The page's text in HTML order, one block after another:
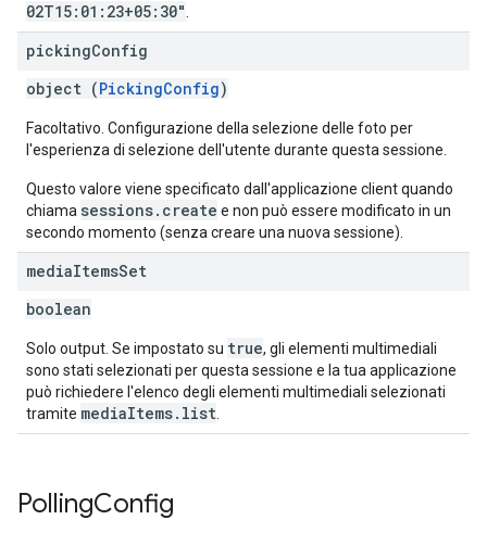
02T15:01:23+05:30"
pickingConfig
object (PickingConfig)
Facoltativo. Configurazione della selezione delle foto per
l'esperienza di selezione dell'utente durante questa sessione.
Questo valore viene specificato dall'applicazione client quando
chiama sessions.create e non può essere modificato in un
secondo momento (senza creare una nuova sessione).
mediaItemsSet
boolean
Solo output. Se impostato su true, gli elementi multimediali
sono stati selezionati per questa sessione e la tua applicazione
può richiedere l'elenco degli elementi multimediali selezionati
tramite mediaItems.list
PollingConfig